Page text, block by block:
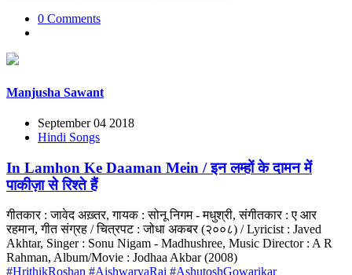
0 Comments
Manjusha Sawant
September 04 2018
Hindi Songs
In Lamhon Ke Daaman Mein / इन लम्हों के दामन में
पाकीज़ा से रिश्ते हैं
गीतकार : जावेद अख़्तर, गायक : सोनू निगम - मधुश्री, संगीतकार : ए आर
रहमान, गीत संग्रह / चित्रपट : जोधा अकबर (२००८) / Lyricist : Javed
Akhtar, Singer : Sonu Nigam - Madhushree, Music Director : A R
Rahman, Album/Movie : Jodhaa Akbar (2008)
#HrithikRoshan #AishwaryaRai #AshutoshGowarikar